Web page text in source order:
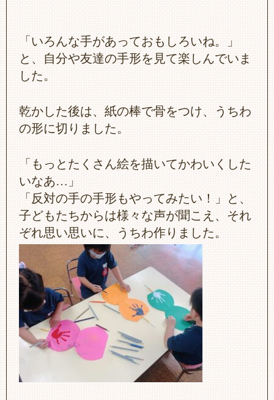
「いろんな手があっておもしろいね。」
と、自分や友達の手形を見て楽しんでいま
した。
乾かした後は、紙の棒で骨をつけ、うちわ
の形に切りました。
「もっとたくさん絵を描いてかわいくした
いなあ…」
「反対の手の手形もやってみたい！」と、
子どもたちからは様々な声が聞こえ、それ
ぞれ思い思いに、うちわ作りました。